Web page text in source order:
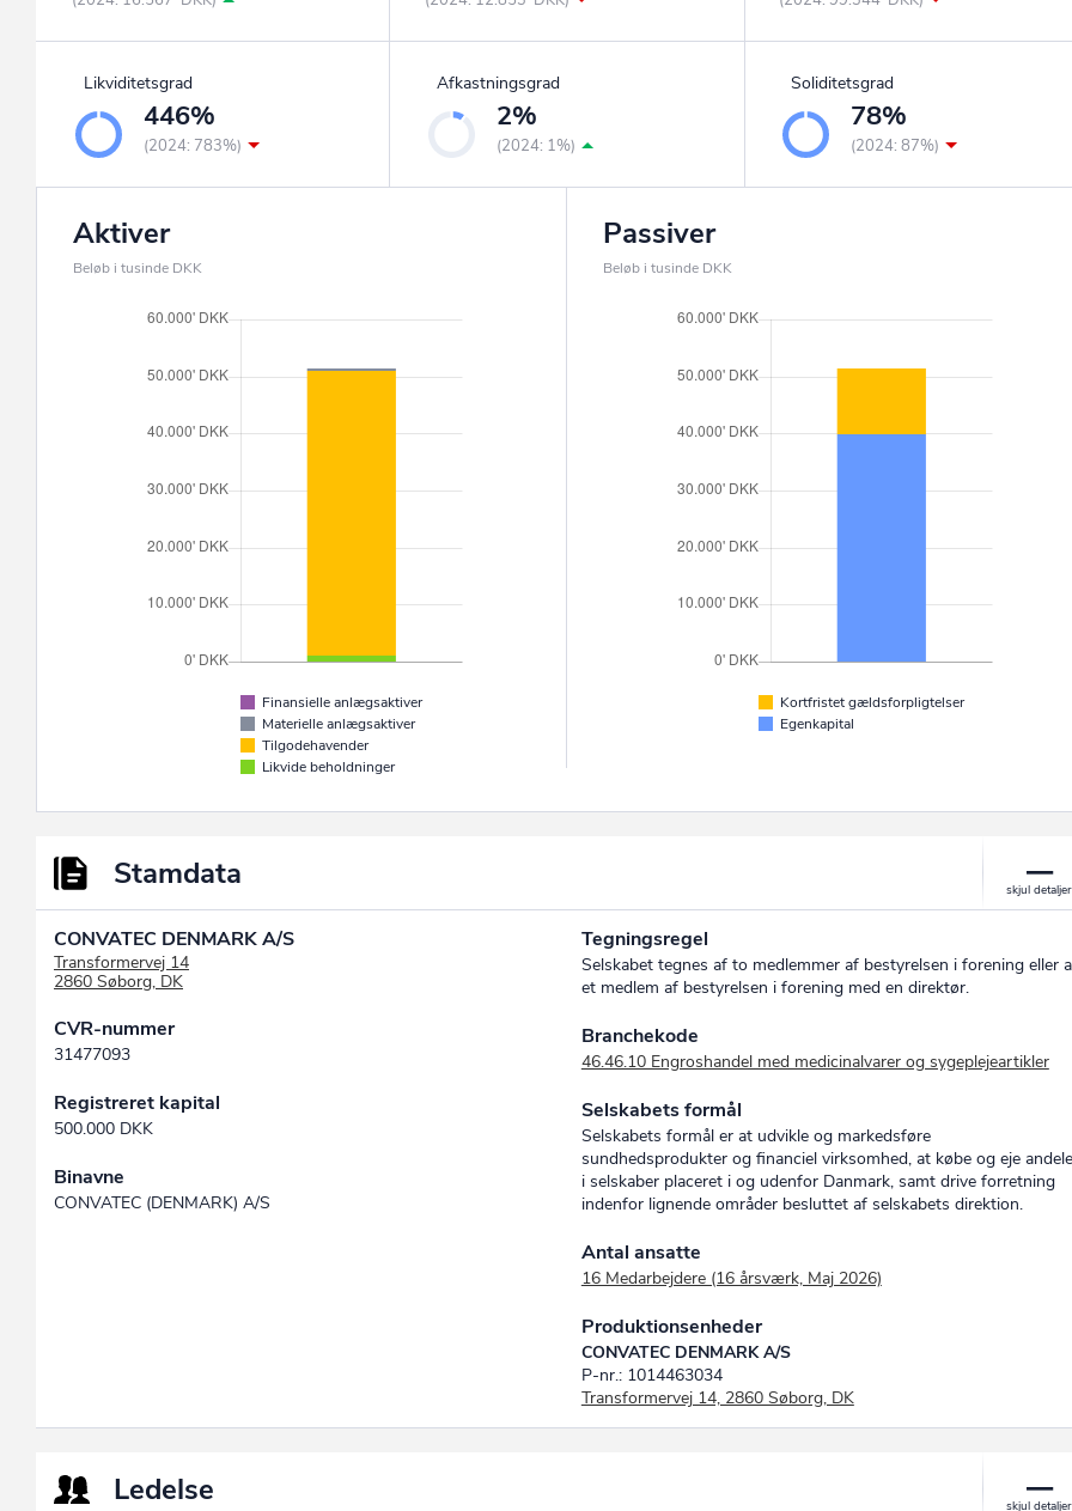
Likviditetsgrad
446%
(2024: 783%)
Afkastningsgrad
2%
(2024: 1%)
Soliditetsgrad
78%
(2024: 87%)
Aktiver
Beløb i tusinde DKK
Finansielle anlægsaktiver
Materielle anlægsaktiver
Tilgodehavender
Likvide beholdninger
Passiver
Beløb i tusinde DKK
Kortfristet gældsforpligtelser
Egenkapital
Stamdata
CONVATEC DENMARK A/S
Transformervej 14
2860 Søborg, DK
CVR-nummer
31477093
Registreret kapital
500.000 DKK
Binavne
CONVATEC (DENMARK) A/S
Tegningsregel
Selskabet tegnes af to medlemmer af bestyrelsen i forening eller
et medlem af bestyrelsen i forening med en direktør.
Branchekode
46.46.10 Engroshandel med medicinalvarer og sygeplejeartikler
Selskabets formål
Selskabets formål er at udvikle og markedsføre
sundhedsprodukter og financiel virksomhed, at købe og eje andele
i selskaber placeret i og udenfor Danmark, samt drive forretning
indenfor lignende områder besluttet af selskabets direktion.
Antal ansatte
16 Medarbejdere (16 årsværk, Maj 2026)
Produktionsenheder
CONVATEC DENMARK A/S
P-nr.: 1014463034
Transformervej 14, 2860 Søborg, DK
Ledelse